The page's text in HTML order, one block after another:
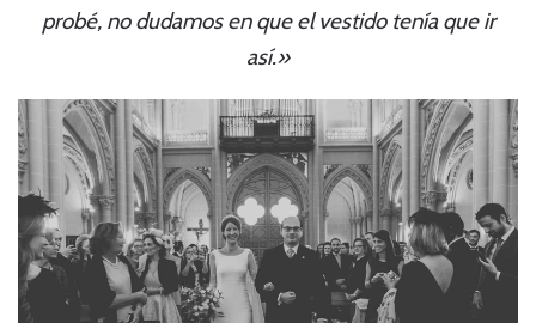
probé, no dudamos en que el vestido tenía que ir
así.»